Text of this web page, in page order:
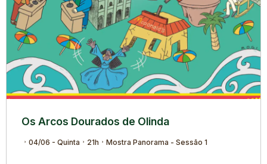
Os Arcos Dourados de Olinda
04/06 - Quinta 21h Mostra Panorama - Sessão 1